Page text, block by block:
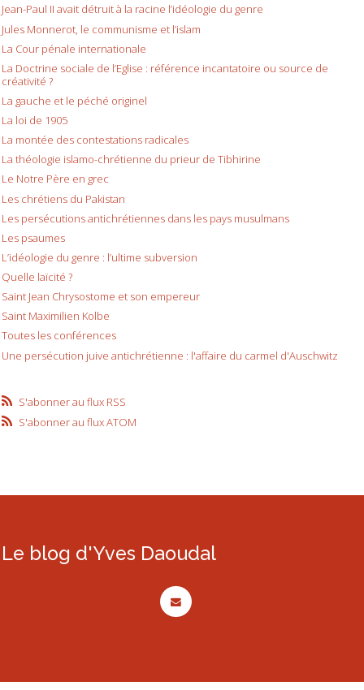
Jean-Paul II avait détruit à la racine l’idéologie du genre
Jules Monnerot, le communisme et l’islam
La Cour pénale internationale
La Doctrine sociale de l’Eglise : référence incantatoire ou source de
créativité ?
La gauche et le péché originel
La loi de 1905
La montée des contestations radicales
La théologie islamo-chrétienne du prieur de Tibhirine
Le Notre Père en grec
Les chrétiens du Pakistan
Les persécutions antichrétiennes dans les pays musulmans
Les psaumes
L’idéologie du genre : l’ultime subversion
Quelle laïcité ?
Saint Jean Chrysostome et son empereur
Saint Maximilien Kolbe
Toutes les conférences
Une persécution juive antichrétienne : l'affaire du carmel d'Auschwitz
S'abonner au flux RSS
S'abonner au flux ATOM
Le blog d'Yves Daoudal